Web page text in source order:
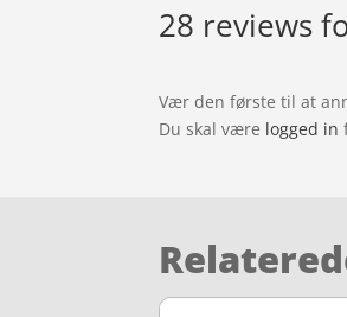
28 reviews
Vær den første til at
Du skal være logged in